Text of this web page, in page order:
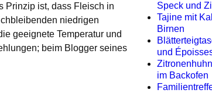
Prinzip ist, dass Fleisch in
niedrigen
geeignete Temperatur und
beim Blogger seines
Speck und
Tajine mit
Birnen
und
im Backofen